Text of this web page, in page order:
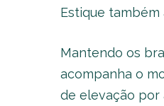
Estique também
Mantendo os
acompanha o
de elevação por